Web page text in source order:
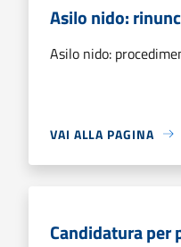
Asilo nido:
Asilo nido:
VAI ALLA PAGINA
Candidatura per